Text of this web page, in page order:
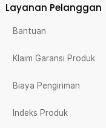
Layanan Pelanggan
Bantuan
Klaim Garansi Produk
Biaya Pengiriman
Indeks Produk